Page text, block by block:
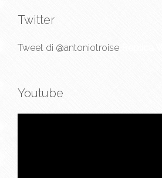
Twitter
Tweet di @antoniotroise
Youtube